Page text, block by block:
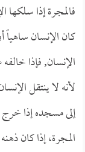
فالمجرة إذا سلكها
كان الإنسان ساهياً
الإنسان, فإذا
لأنه لا ينتقل
إلى مسجده إذا
المجرة، إذا كان